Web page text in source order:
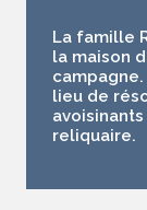
La famille
la maison
campagne.
lieu de
reliquaire.